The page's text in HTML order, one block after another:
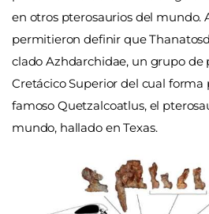
en otros pterosaurios del mundo.
permitieron definir que
clado Azhdarchidae, un grupo de
Cretácico Superior del cual
famoso Quetzalcoatlus, el
mundo, hallado en Texas.